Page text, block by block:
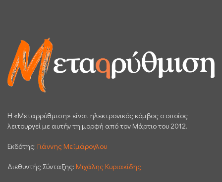
H «Μεταρρύθμιση» είναι ηλεκτρονικός κόμβος ο οποίος
λειτουργεί με αυτήν τη μορφή από τον Μάρτιο του 2012.
Εκδότης: Γιάννης Μεϊμάρογλου
Διεθυντής Σύνταξης: Μιχάλης Κυριακίδης